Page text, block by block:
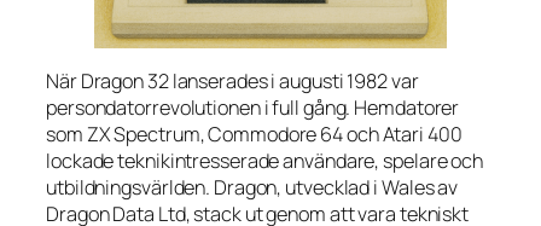
När Dragon 32 lanserades i augusti 1982 var
persondatorrevolutionen i full gång. Hemdatorer
som ZX Spectrum, Commodore 64 och Atari 400
lockade teknikintresserade användare, spelare och
utbildningsvärlden. Dragon, utvecklad i Wales av
Dragon Data Ltd, stack ut genom att vara tekniskt